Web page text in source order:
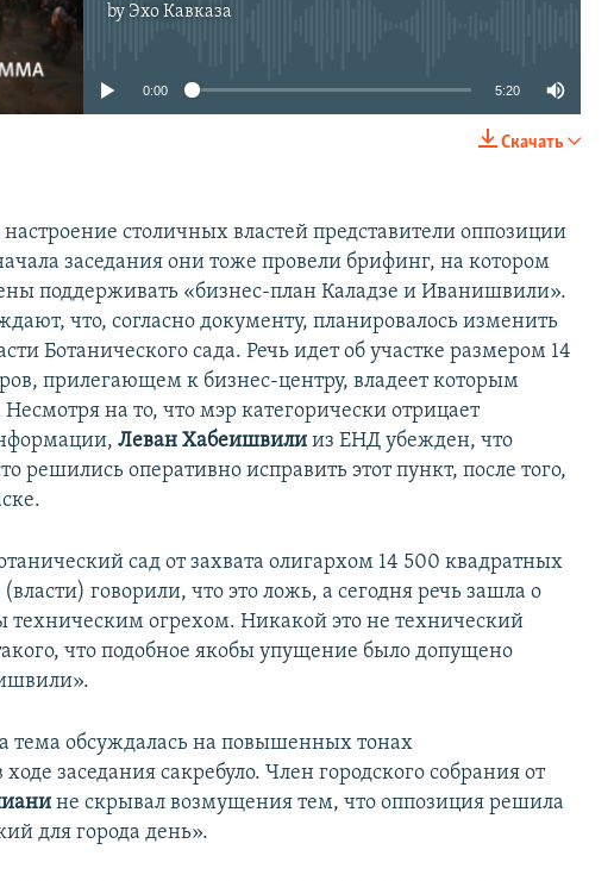
by Эхо Кавказа
No media source currently available
0:00 5:20
Скачать
столичных властей представители оппозиции
заседания они тоже провели брифинг, на котором
поддерживать «бизнес-план Каладзе и Иванишвили».
что, согласно документу, планировалось изменить
Ботанического сада. Речь идет об участке размером 14
прилегающем к бизнес-центру, владеет которым
на то, что мэр категорически отрицает
Леван Хабеишвили из ЕНД убежден, что
решились оперативно исправить этот пункт, после того,
сад от захвата олигархом 14 500 квадратных
говорили, что это ложь, а сегодня речь зашла о
техническим огрехом. Никакой это не технический
что подобное якобы упущение было допущено
тема обсуждалась на повышенных тонах
заседания сакребуло. Член городского собрания от
не скрывал возмущения тем, что оппозиция решила
для города день».